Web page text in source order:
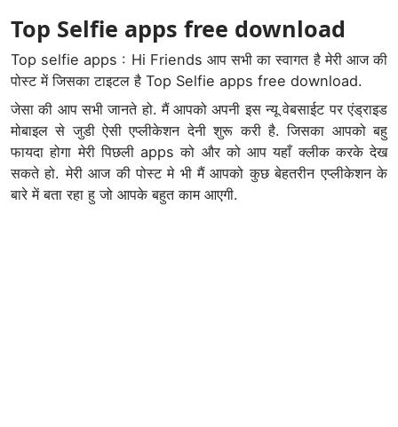
Top Selfie apps free download
Top selfie apps : Hi Friends आप सभी का स्वागत है मेरी आज की
पोस्ट में जिसका टाइटल है Top Selfie apps free download.
जेसा की आप सभी जानते हो. मैं आपको अपनी इस न्यू वेबसाईट पर एंड्राइड
मोबाइल से जुडी ऐसी एप्लीकेशन देनी शुरू करी है. जिसका आपको बहु
फायदा होगा मेरी पिछली apps को और को आप यहाँ क्लीक करके देख
सकते हो. मेरी आज की पोस्ट मे भी मैं आपको कुछ बेहतरीन एप्लीकेशन के
बारे में बता रहा हु जो आपके बहुत काम आएगी.